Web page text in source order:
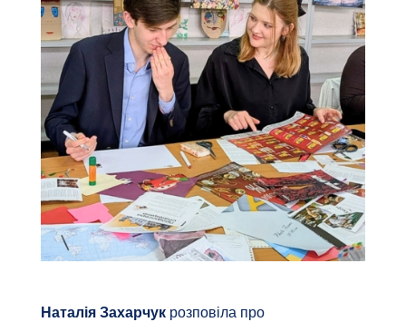
Наталія Захарчукрозповіла про